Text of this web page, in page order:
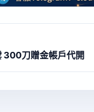
300刀贈金帳戶代開